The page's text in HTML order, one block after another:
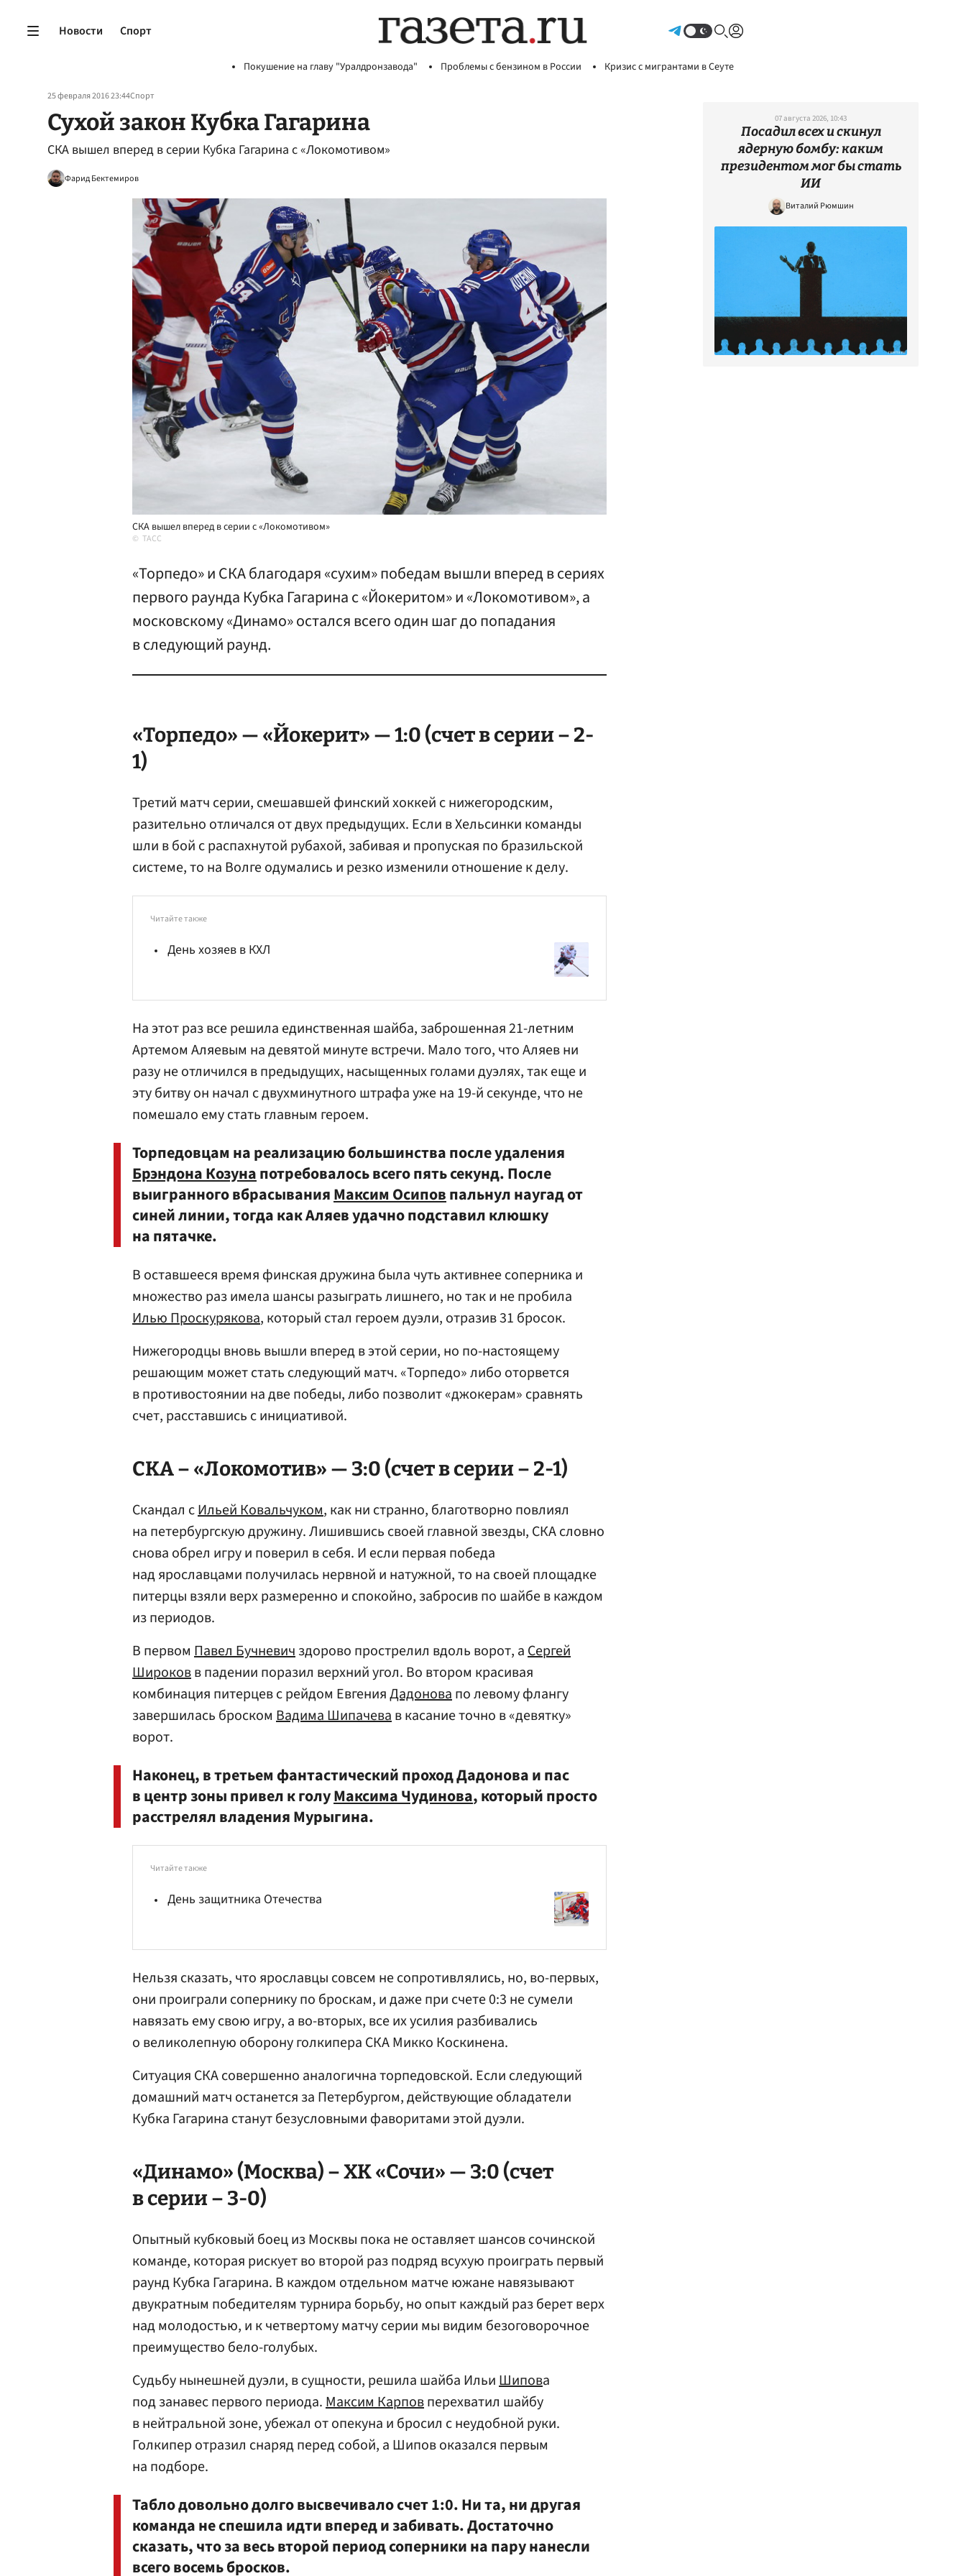
Новости Спорт
Покушение на главу "Уралдронзавода" Проблемы с бензином в России Кризис с мигрантами в Сеуте
25 февраля 2016 23:44Спорт
Сухой закон Кубка Гагарина
СКА вышел вперед в серии Кубка Гагарина с «Локомотивом»
Фарид Бектемиров
СКА вышел вперед в серии с «Локомотивом»
ТАСС
«Торпедо» и СКА благодаря «сухим» победам вышли вперед в сериях
первого раунда Кубка Гагарина с «Йокеритом» и «Локомотивом», а
московскому «Динамо» остался всего один шаг до попадания
в следующий раунд.
«Торпедо» — «Йокерит» — 1:0 (счет в серии – 2-
1)
Третий матч серии, смешавшей финский хоккей с нижегородским,
разительно отличался от двух предыдущих. Если в Хельсинки команды
шли в бой с распахнутой рубахой, забивая и пропуская по бразильской
системе, то на Волге одумались и резко изменили отношение к делу.
Читайте также
День хозяев в КХЛ
На этот раз все решила единственная шайба, заброшенная 21-летним
Артемом Аляевым на девятой минуте встречи. Мало того, что Аляев ни
разу не отличился в предыдущих, насыщенных голами дуэлях, так еще и
эту битву он начал с двухминутного штрафа уже на 19-й секунде, что не
помешало ему стать главным героем.
Торпедовцам на реализацию большинства после удаления
Брэндона Козунапотребовалось всего пять секунд. После
выигранного вбрасыванияМаксим Осиповпальнул наугад от
синей линии, тогда как Аляев удачно подставил клюшку
на пятачке.
В оставшееся время финская дружина была чуть активнее соперника и
множество раз имела шансы разыграть лишнего, но так и не пробила
Илью Проскурякова, который стал героем дуэли, отразив 31 бросок.
Нижегородцы вновь вышли вперед в этой серии, но по-настоящему
решающим может стать следующий матч. «Торпедо» либо оторвется
в противостоянии на две победы, либо позволит «джокерам» сравнять
счет, расставшись с инициативой.
СКА – «Локомотив» — 3:0 (счет в серии – 2-1)
Скандал сИльей Ковальчуком, как ни странно, благотворно повлиял
на петербургскую дружину. Лишившись своей главной звезды, СКА словно
снова обрел игру и поверил в себя. И если первая победа
над ярославцами получилась нервной и натужной, то на своей площадке
питерцы взяли верх размеренно и спокойно, забросив по шайбе в каждом
из периодов.
В первом Павел Бучневичздорово прострелил вдоль ворот, аСергей
Широковв падении поразил верхний угол. Во втором красивая
комбинация питерцев с рейдом ЕвгенияДадоновапо левому флангу
завершилась броском Вадима Шипачевав касание точно в «девятку»
ворот.
Наконец, в третьем фантастический проход Дадонова и пас
в центр зоны привел к голуМаксима Чудинова, который просто
расстрелял владения Мурыгина.
Читайте также
День защитника Отечества
Нельзя сказать, что ярославцы совсем не сопротивлялись, но, во-первых,
они проиграли сопернику по броскам, и даже при счете 0:3 не сумели
навязать ему свою игру, а во-вторых, все их усилия разбивались
о великолепную оборону голкипера СКАМикко Коскинена.
Ситуация СКА совершенно аналогична торпедовской. Если следующий
домашний матч останется за Петербургом, действующие обладатели
Кубка Гагарина станут безусловными фаворитами этой дуэли.
«Динамо» (Москва) – ХК «Сочи» — 3:0 (счет
в серии – 3-0)
Опытный кубковый боец из Москвы пока не оставляет шансов сочинской
команде, которая рискует во второй раз подряд всухую проиграть первый
раунд Кубка Гагарина. В каждом отдельном матче южане навязывают
двукратным победителям турнира борьбу, но опыт каждый раз берет верх
над молодостью, и к четвертому матчу серии мы видим безоговорочное
преимущество бело-голубых.
Судьбу нынешней дуэли, в сущности, решила шайба ИльиШипова
под занавес первого периода.Максим Карповперехватил шайбу
в нейтральной зоне, убежал от опекуна и бросил с неудобной руки.
Голкипер отразил снаряд перед собой, а Шипов оказался первым
на подборе.
Табло довольно долго высвечивало счет 1:0. Ни та, ни другая
команда не спешила идти вперед и забивать. Достаточно
сказать, что за весь второй период соперники на пару нанесли
всего восемь бросков.
07 августа 2026, 10:43
Посадил всех и скинул
ядерную бомбу: каким
президентом мог бы стать
ИИ
Виталий Рюмшин